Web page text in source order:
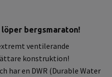
bergsmaraton!
ventilerande
konstruktion!
har en DWR (Durable Water